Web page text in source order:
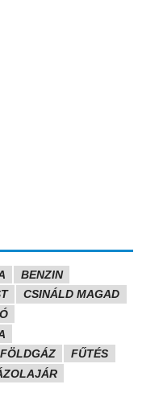
BENZIN
CSINÁLD MAGAD
FÖLDGÁZ
FŰTÉS